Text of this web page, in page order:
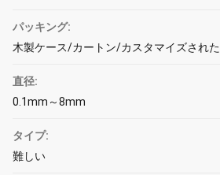
パッキング:
木製ケース/カートン/カスタマイズされた
直径:
0.1mm～8mm
タイプ:
難しい